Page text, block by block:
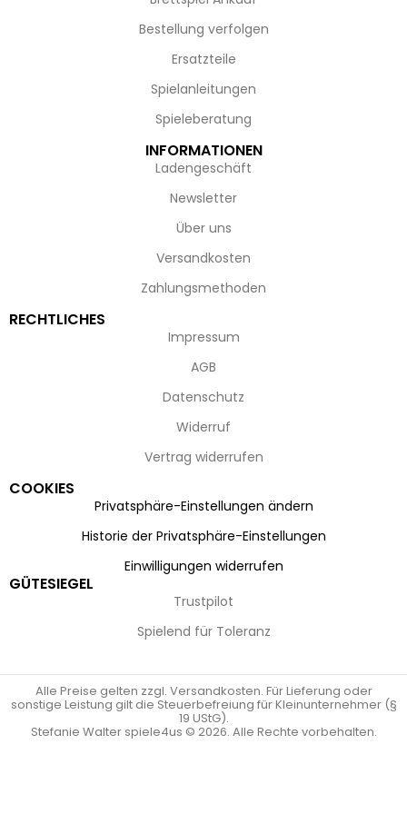
Bestellung verfolgen
Ersatzteile
Spielanleitungen
Spieleberatung
INFORMATIONEN
Ladengeschäft
Newsletter
Über uns
Versandkosten
Zahlungsmethoden
RECHTLICHES
Impressum
AGB
Datenschutz
Widerruf
Vertrag widerrufen
COOKIES
Privatsphäre-Einstellungen ändern
Historie der Privatsphäre-Einstellungen
Einwilligungen widerrufen
GÜTESIEGEL
Trustpilot
Spielend für Toleranz
Alle Preise gelten zzgl. Versandkosten. Für Lieferung oder
sonstige Leistung gilt die Steuerbefreiung für Kleinunternehmer (§
19 UStG).
Stefanie Walter spiele4us © 2026. Alle Rechte vorbehalten.